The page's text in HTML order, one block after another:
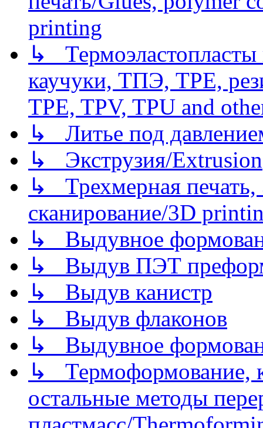
printing
↳
каучуки, ТПЭ, TPE,
TPE, TPV, TPU and
↳ Литье под
↳ Экструзия/Extrusion
↳ Трехмерная
сканирование/3D
↳ Выдувное
↳ Выдув ПЭТ
↳ Выдув канистр
↳ Выдув флаконов
↳ Выдувное
↳ Термоформование,
остальные методы